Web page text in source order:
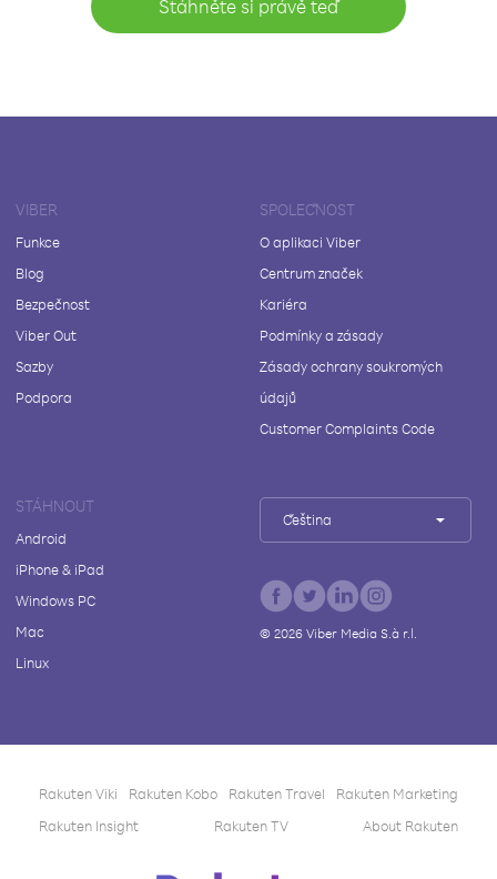
Stáhněte si právě teď
VIBER
Funkce
Blog
Bezpečnost
Viber Out
Sazby
Podpora
SPOLEČNOST
O aplikaci Viber
Centrum značek
Kariéra
Podmínky a zásady
Zásady ochrany soukromých
údajů
Customer Complaints Code
STÁHNOUT
Android
iPhone & iPad
Windows PC
Mac
Linux
Čeština
© 2026Viber Media S.à r.l.
Rakuten Viki Rakuten Kobo Rakuten Travel
Rakuten Marketing
Rakuten Insight
Rakuten TV About Rakuten